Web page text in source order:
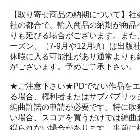
【取り寄せ商品の納期について】
社の都合で、輸入商品の納期が商品
りも延びる場合がございます。また
ーズン、（7-9月や12月頃）は出版
休暇に入る可能性があり通常よりも
がございます。予めご了承下さい。
★ご注意下さい★PDでない作品を
る場合、権利者またはサブパブリッ
編曲許諾の申請が必要です。特に吹
い場合、スコアを買うだけでは編曲
得られない場合があります。事前に